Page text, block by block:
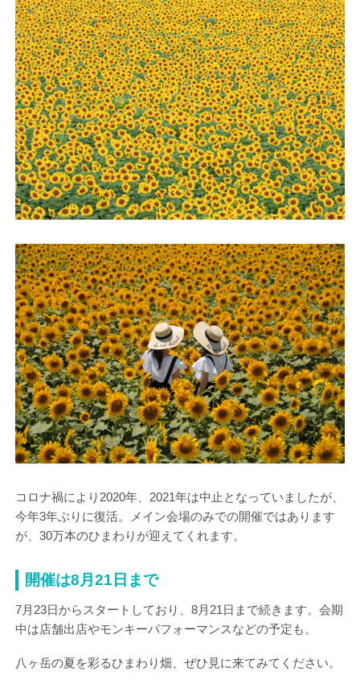
コロナ禍により2020年、2021年は中止となっていましたが、
今年3年ぶりに復活。メイン会場のみでの開催ではあります
が、30万本のひまわりが迎えてくれます。
開催は8月21日まで
7月23日からスタートしており、8月21日まで続きます。会期
中は店舗出店やモンキーパフォーマンスなどの予定も。
八ヶ岳の夏を彩るひまわり畑、ぜひ見に来てみてください。